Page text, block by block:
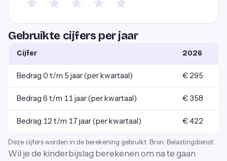
Gebruikte cijfers per jaar
Cijfer 2026
Bedrag 0 t/m 5 jaar (per kwartaal) € 295
Bedrag 6 t/m 11 jaar (per kwartaal) € 358
Bedrag 12 t/m 17 jaar (per kwartaal) € 422
Deze cijfers worden in de berekening gebruikt. Bron: Belastingdienst.
Wil je de kinderbijslag berekenen om na te gaan